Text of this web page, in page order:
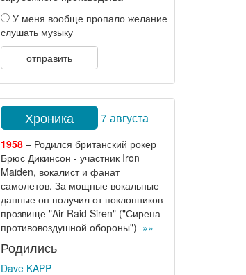
У меня вообще пропало желание
слушать музыку
отправить
Хроника 7 августа
1958– Родился британский рокер
Брюс Дикинсон - участник Iron
Maiden, вокалист и фанат
самолетов. За мощные вокальные
данные он получил от поклонников
прозвище "Air Raid Siren" ("Сирена
противовоздушной обороны") »»
Родились
Dave KAPP